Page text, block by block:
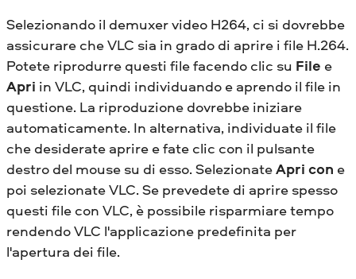
Selezionando il demuxer video H264, ci si dovrebbe
assicurare che VLC sia in grado di aprire i file H.264.
Potete riprodurre questi file facendo clic su File e
Apri in VLC, quindi individuando e aprendo il file in
questione. La riproduzione dovrebbe iniziare
automaticamente. In alternativa, individuate il file
che desiderate aprire e fate clic con il pulsante
destro del mouse su di esso. SelezionateApri con e
poi selezionate VLC. Se prevedete di aprire spesso
questi file con VLC, è possibile risparmiare tempo
rendendo VLC l'applicazione predefinita per
l'apertura dei file.